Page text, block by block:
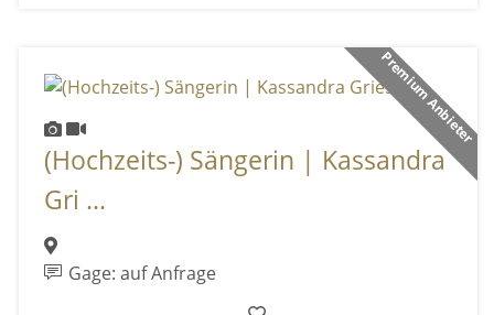
Premium Anbieter
(Hochzeits-) Sängerin | Kassandra
Gri ...
Gage: auf Anfrage